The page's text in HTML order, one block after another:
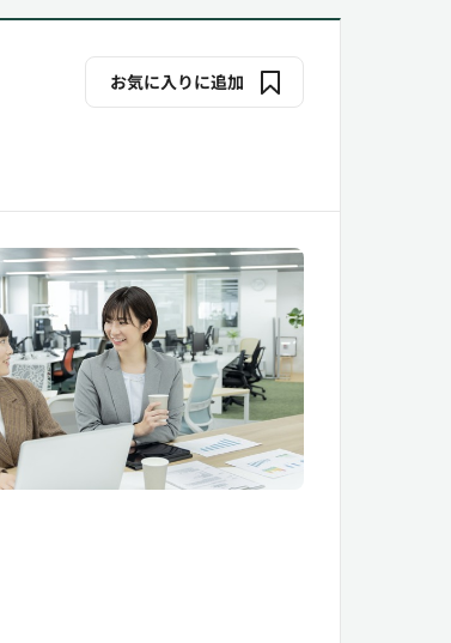
お気に入りに追加